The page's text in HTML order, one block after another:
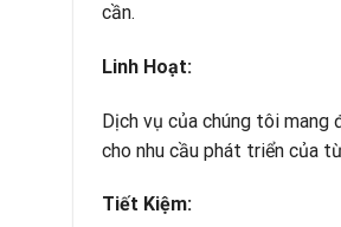
cần.
Linh Hoạt:
Dịch vụ của chúng tôi mang
cho nhu cầu phát triển của
Tiết Kiệm: